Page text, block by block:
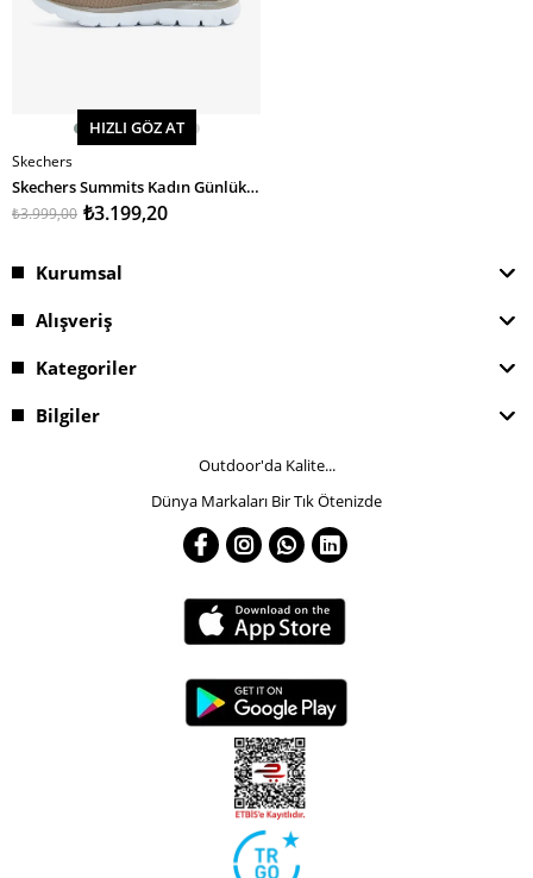
SEPETE EKLE
HIZLI GÖZ AT
Skechers
Skechers Summits Kadın Günlük Ayakkabı
₺3.199,20
₺3.999,00
Kurumsal
Alışveriş
Kategoriler
Bilgiler
Outdoor'da Kalite...
Dünya Markaları Bir Tık Ötenizde